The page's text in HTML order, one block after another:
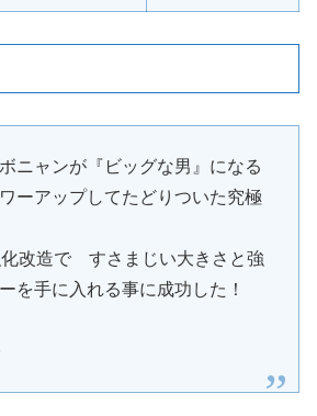
ニャンが『ビッグな男』になる
ーアップしてたどりついた究極
改造で すさまじい大きさと強
を手に入れる事に成功した！